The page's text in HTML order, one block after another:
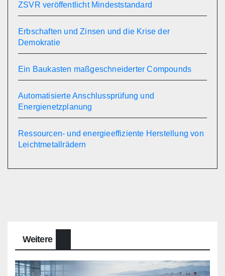
ZSVR veröffentlicht Mindeststandard
Erbschaften und Zinsen und die Krise der
Demokratie
Ein Baukasten maßgeschneiderter Compounds
Automatisierte Anschlussprüfung und
Energienetzplanung
Ressourcen- und energieeffiziente Herstellung von
Leichtmetallrädern
Weitere